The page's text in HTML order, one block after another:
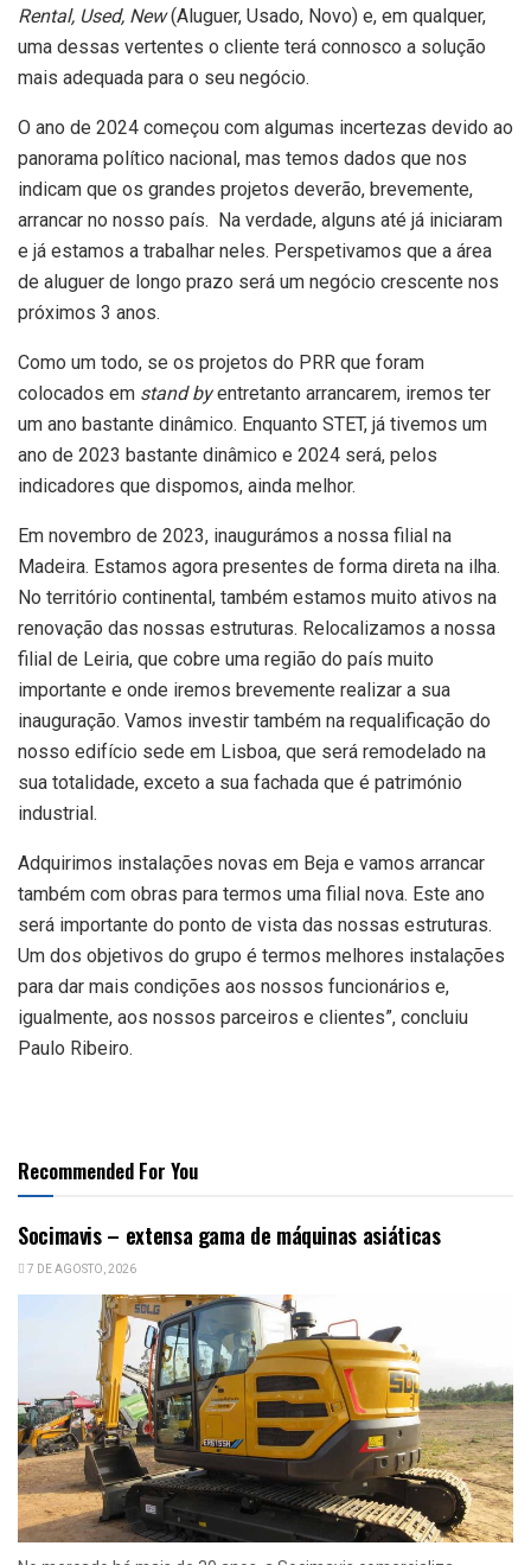
Rental, Used, New(Aluguer, Usado, Novo) e, em qualquer,
uma dessas vertentes o cliente terá connosco a solução
mais adequada para o seu negócio.
O ano de 2024 começou com algumas incertezas devido ao
panorama político nacional, mas temos dados que nos
indicam que os grandes projetos deverão, brevemente,
arrancar no nosso país. Na verdade, alguns até já iniciaram
e já estamos a trabalhar neles. Perspetivamos que a área
de aluguer de longo prazo será um negócio crescente nos
próximos 3 anos.
Como um todo, se os projetos do PRR que foram
colocados em stand byentretanto arrancarem, iremos ter
um ano bastante dinâmico. Enquanto STET, já tivemos um
ano de 2023 bastante dinâmico e 2024 será, pelos
indicadores que dispomos, ainda melhor.
Em novembro de 2023, inaugurámos a nossa filial na
Madeira. Estamos agora presentes de forma direta na ilha.
No território continental, também estamos muito ativos na
renovação das nossas estruturas. Relocalizamos a nossa
filial de Leiria, que cobre uma região do país muito
importante e onde iremos brevemente realizar a sua
inauguração. Vamos investir também na requalificação do
nosso edifício sede em Lisboa, que será remodelado na
sua totalidade, exceto a sua fachada que é património
industrial.
Adquirimos instalações novas em Beja e vamos arrancar
também com obras para termos uma filial nova. Este ano
será importante do ponto de vista das nossas estruturas.
Um dos objetivos do grupo é termos melhores instalações
para dar mais condições aos nossos funcionários e,
igualmente, aos nossos parceiros e clientes”, concluiu
Paulo Ribeiro.
Recommended For You
Socimavis – extensa gama de máquinas asiáticas
7 DE AGOSTO, 2026